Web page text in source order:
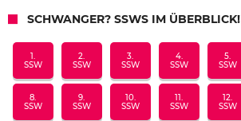
SCHWANGER? SSWS IM ÜBERBLICK!
1.
SSW
2.
SSW
3.
SSW
4.
SSW
5.
SSW
8.
SSW
9.
SSW
10.
SSW
11.
SSW
12.
SSW